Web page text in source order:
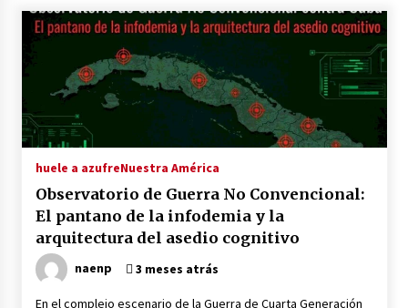
Irán a EEUU: No está lejano el día en que serán
expulsados de región
3 días atrás
huele a azufreNuestra América
Observatorio de Guerra No Convencional:
El pantano de la infodemia y la
arquitectura del asedio cognitivo
naenp 3 meses atrás
En el complejo escenario de la Guerra de Cuarta Generación